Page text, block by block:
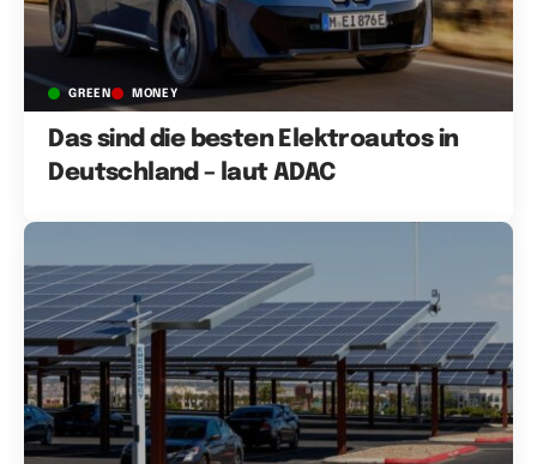
GREEN MONEY
Das sind die besten Elektroautos in
Deutschland – laut ADAC